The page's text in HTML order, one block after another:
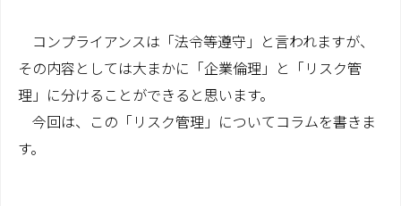
コンプライアンスは「法令等遵守」と言われますが、
その内容としては大まかに「企業倫理」と「リスク管
理」に分けることができると思います。
今回は、この「リスク管理」についてコラムを書きま
す。
業務のご案内
家族信託（民事信託）
コンプライアンス（法令等遵守）